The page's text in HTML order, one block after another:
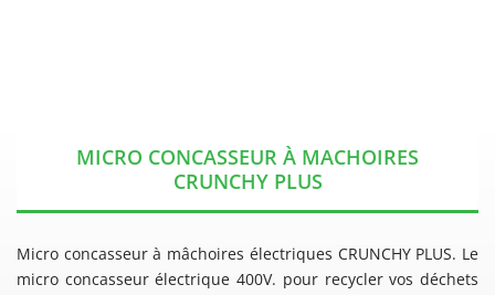
MICRO CONCASSEUR À MACHOIRES
CRUNCHY PLUS
Micro concasseur à mâchoires électriques CRUNCHY PLUS. Le
micro concasseur électrique 400V. pour recycler vos déchets